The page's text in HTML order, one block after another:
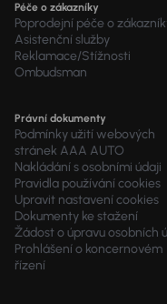
Péče o zákazníky
Poprodejní péče o
Asistenční služby
Reklamace/Stížnosti
Ombudsman
Právní dokumenty
Podmínky užití webových
stránek AAA AUTO
Nakládání s osobními údaji
Pravidla používání cookies
Upravit nastavení cookies
Dokumenty ke stažení
Žádost o úpravu osobních
Prohlášení o koncernovém
řízení